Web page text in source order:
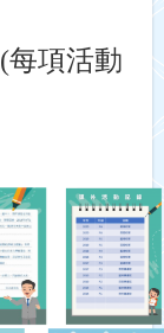
(每項活動